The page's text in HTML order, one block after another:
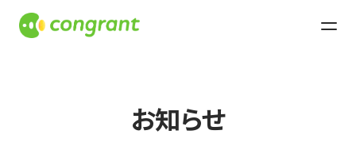
お知らせ